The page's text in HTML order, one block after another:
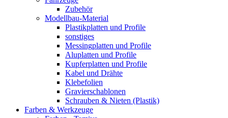
Zubehör
Modellbau-Material
Plastikplatten und Profile
sonstiges
Messingplatten und Profile
Aluplatten und Profile
Kupferplatten und Profile
Kabel und Drähte
Klebefolien
Gravierschablonen
Schrauben & Nieten (Plastik)
Farben & Werkzeuge